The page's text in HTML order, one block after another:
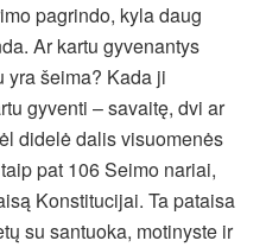
pagrindo, kyla daug
Ar kartu gyvenantys
yra šeima? Kada ji
gyventi – savaitę, dvi ar
didelė dalis visuomenės
pat 106 Seimo nariai,
Konstitucijai. Ta pataisa
su santuoka, motinyste ir